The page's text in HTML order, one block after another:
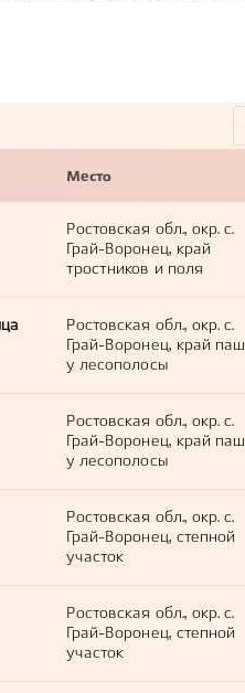
Место
Ростовская обл., окр. с.
Грай-Воронец, край
тростников и поля
Ростовская обл., окр. с.
Грай-Воронец, край
у лесополосы
Ростовская обл., окр. с.
Грай-Воронец, край
у лесополосы
Ростовская обл., окр. с.
Грай-Воронец, степной
участок
Ростовская обл., окр. с.
Грай-Воронец, степной
участок